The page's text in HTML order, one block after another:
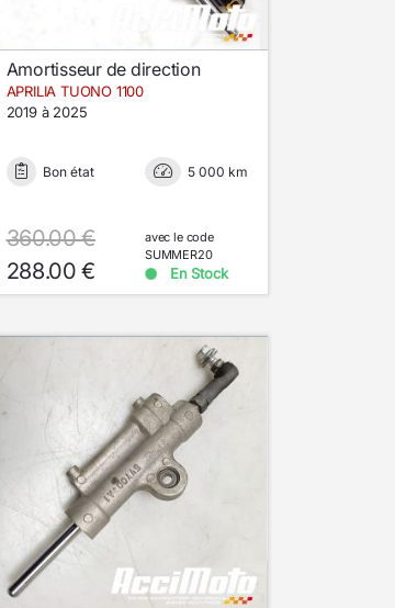
Amortisseur de direction
APRILIA TUONO 1100
2019 à 2025
Bon état 5 000 km
360.00 €
288.00 €
avec le code
SUMMER20
En Stock